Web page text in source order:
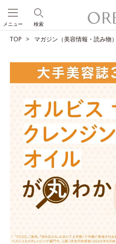
検索
メニュー
TOP マガジン（美容情報・読み物）